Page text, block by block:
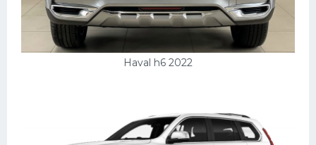
Haval h6 2022